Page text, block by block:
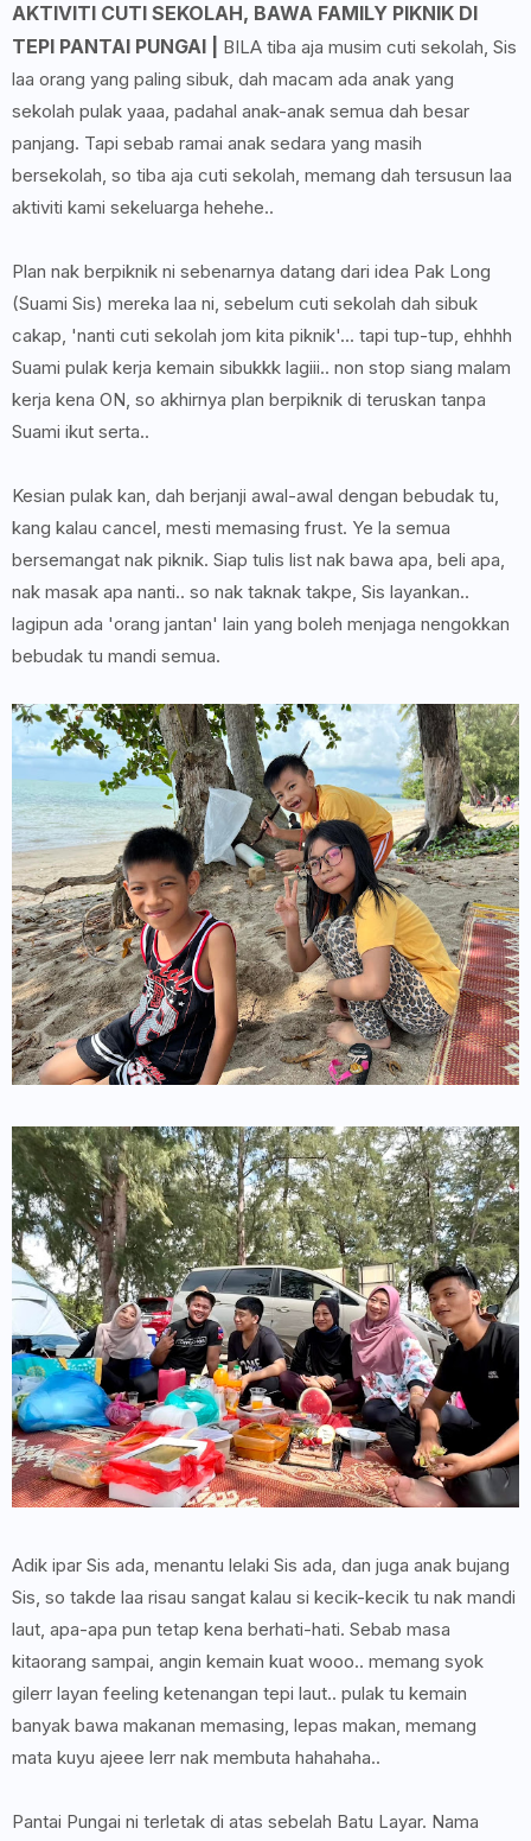
AKTIVITI CUTI SEKOLAH, BAWA FAMILY PIKNIK DI
TEPI PANTAI PUNGAI |
BILA tiba aja musim cuti sekolah, Sis
laa orang yang paling sibuk, dah macam ada anak yang
sekolah pulak yaaa, padahal anak-anak semua dah besar
panjang. Tapi sebab ramai anak sedara yang masih
bersekolah, so tiba aja cuti sekolah, memang dah tersusun laa
aktiviti kami sekeluarga hehehe..
Plan nak berpiknik ni sebenarnya datang dari idea Pak Long
(Suami Sis) mereka laa ni, sebelum cuti sekolah dah sibuk
cakap, 'nanti cuti sekolah jom kita piknik'... tapi tup-tup, ehhhh
Suami pulak kerja kemain sibukkk lagiii.. non stop siang malam
kerja kena ON, so akhirnya plan berpiknik di teruskan tanpa
Suami ikut serta..
Kesian pulak kan, dah berjanji awal-awal dengan bebudak tu,
kang kalau cancel, mesti memasing frust. Ye la semua
bersemangat nak piknik. Siap tulis list nak bawa apa, beli apa,
nak masak apa nanti.. so nak taknak takpe, Sis layankan..
lagipun ada 'orang jantan' lain yang boleh menjaga nengokkan
bebudak tu mandi semua.
Adik ipar Sis ada, menantu lelaki Sis ada, dan juga anak bujang
Sis, so takde laa risau sangat kalau si kecik-kecik tu nak mandi
laut, apa-apa pun tetap kena berhati-hati. Sebab masa
kitaorang sampai, angin kemain kuat wooo.. memang syok
gilerr layan feeling ketenangan tepi laut.. pulak tu kemain
banyak bawa makanan memasing, lepas makan, memang
mata kuyu ajeee lerr nak membuta hahahaha..
Pantai Pungai ni terletak di atas sebelah Batu Layar. Nama